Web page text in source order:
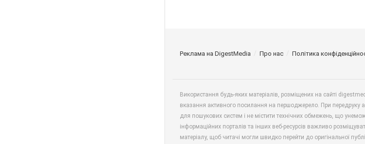
Реклама на DigestMedia Про нас Політика
Використання будь-яких матеріалів, розміщених на сайті
вказання активного посилання на першоджерело. При передруку
для пошукових систем і не містити технічних обмежень, що
інформаційних порталів та інших веб-ресурсів важливо
матеріалу, щоб читачі могли швидко перейти до оригінальної